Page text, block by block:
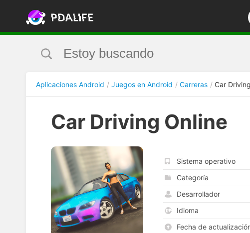
Aplicaciones Android Juegos en Android Carreras Car
Car Driving Online
Sistema operativo
Categoría
Desarrollador
Idioma
Fecha de